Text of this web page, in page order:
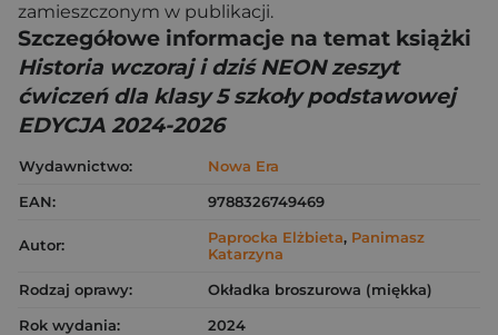
zamieszczonym w publikacji.
Szczegółowe informacje na temat książki
Historia wczoraj i dziś NEON zeszyt
ćwiczeń dla klasy 5 szkoły podstawowej
EDYCJA 2024-2026
Wydawnictwo:
Nowa Era
EAN:
9788326749469
Autor: Paprocka Elżbieta, Panimasz
Katarzyna
Rodzaj oprawy:
Okładka broszurowa (miękka)
Rok wydania:
2024